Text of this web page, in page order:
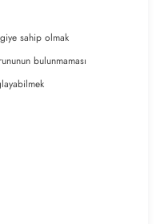
sahip olmak
bulunmaması